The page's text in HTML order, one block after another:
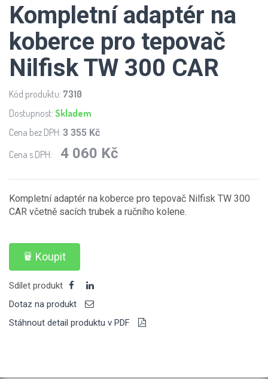
Kompletní adaptér na
koberce pro tepovač
Nilfisk TW 300 CAR
Kód produktu: 7310
Dostupnost: Skladem
Cena bez DPH: 3 355 Kč
Cena s DPH: 4 060 Kč
Kompletní adaptér na koberce pro tepovač Nilfisk TW 300
CAR včetně sacích trubek a ručního kolene.
Koupit
Sdílet produkt
Dotaz na produkt
Stáhnout detail produktu v PDF